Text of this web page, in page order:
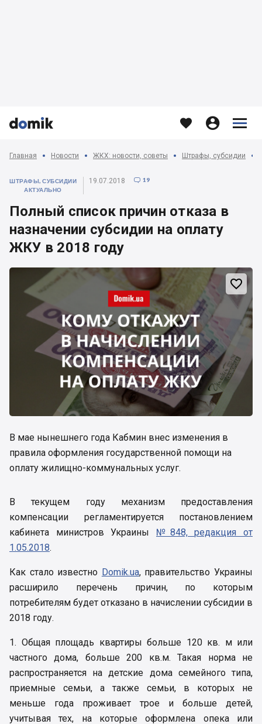


   


Главная Новости ЖКХ: новости, советы Штрафы, субсидии
ШТРАФЫ, СУБСИДИИ
АКТУАЛЬНО
19.07.2018  19
Полный список причин отказа в
назначении субсидии на оплату
ЖКУ в 2018 году

В мае нынешнего года Кабмин внес изменения в
правила оформления государственной помощи на
оплату жилищно-коммунальных услуг.
В текущем году механизм предоставления
компенсации регламентируется постановлением
кабинета министров Украины №848, редакция от
1.05.2018.
Как стало известно Domik.ua, правительство Украины
расширило перечень причин, по которым
потребителям будет отказано в начислении субсидии в
2018 году.
1. Общая площадь квартиры больше 120 кв. м или
частного дома, больше 200 кв.м. Такая норма не
распространяется на детские дома семейного типа,
приемные семьи, а также семьи, в которых не
меньше года проживает трое и больше детей,
учитывая тех, на которые оформлена опека или